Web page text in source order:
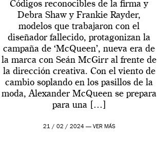
Códigos reconocibles de la firma y
Debra Shaw y Frankie Rayder,
modelos que trabajaron con el
diseñador fallecido, protagonizan la
campaña de ‘McQueen’, nueva era de
la marca con Seán McGirr al frente de
la dirección creativa. Con el viento de
cambio soplando en los pasillos de la
moda, Alexander McQueen se prepara
para una […]
21 / 02 / 2024 — VER MÁS